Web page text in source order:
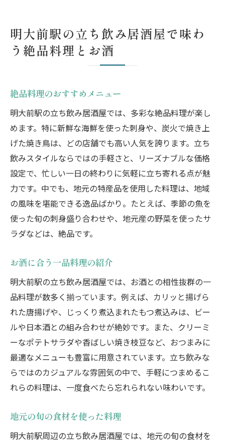
明大前駅の立ち飲み居酒屋で味わ
う絶品料理とお酒
絶品料理のおすすめメニュー
明大前駅の立ち飲み居酒屋では、多彩な絶品料理が楽し
めます。特に新鮮な海鮮を使った刺身や、炭火で焼き上
げた焼き鳥は、どの店舗でも高い人気を誇ります。立ち
飲みスタイルならではの手軽さと、リーズナブルな価格
設定で、忙しい一日の終わりに気軽に立ち寄れる点が魅
力です。中でも、地元の特産品を使用した料理は、地域
の風味を堪能できる逸品ばかり。たとえば、季節の魚を
使った旬の刺身盛り合わせや、地元産の野菜を使ったサ
ラダなどは、絶品です。
お酒に合う一品料理の紹介
明大前駅の立ち飲み居酒屋では、お酒との相性抜群の一
品料理が数多く揃っています。例えば、カリッと揚げら
れた唐揚げや、じっくり煮込まれたもつ煮込みは、ビー
ルや日本酒との組み合わせが絶妙です。また、クリーミ
ーなポテトサラダや香ばしい焼き枝豆など、おつまみに
最適なメニューも豊富に用意されています。立ち飲みな
らではのカジュアルな雰囲気の中で、手軽につまめるこ
れらの料理は、一度食べたら忘れられない味わいです。
地元の旬の食材を使った料理
明大前駅周辺の立ち飲み居酒屋では、地元の旬の食材を